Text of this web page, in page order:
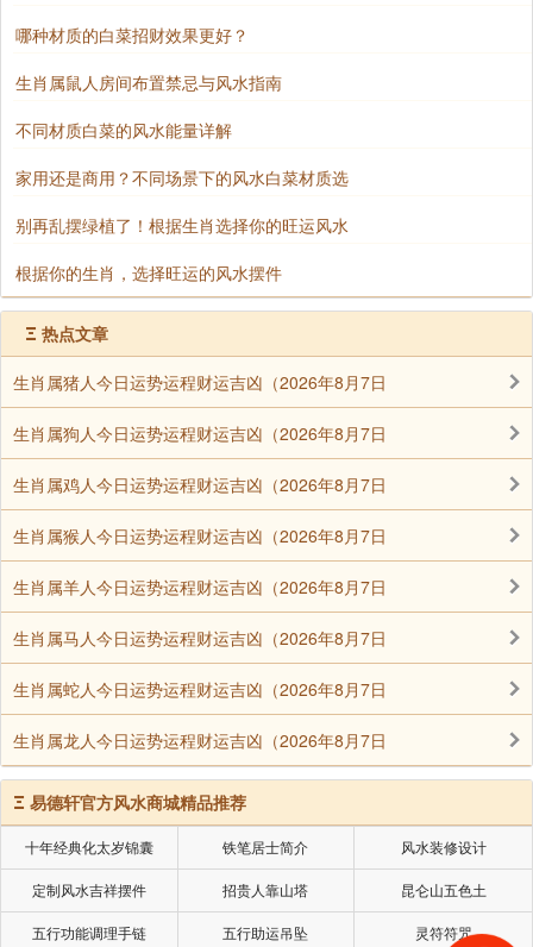
不如自己，那自己打牌的时候也容易获得胜利了。
虽然打牌是一个颇为讲究技巧的休闲游戏，但是
运气的重要作用毋庸赘言。利用风水学的基本知识，带
变自身的手气，从手气不顺变成常胜将军，何乐而不为
呢?
声明：部分内容来于网络，如有侵权，请联系我们删除！以上内容，并
哪种材质的白菜招财效果更好？
生肖属鼠人房间布置禁忌与风水指南
不同材质白菜的风水能量详解
家用还是商用？不同场景下的风水白菜材质选
别再乱摆绿植了！根据生肖选择你的旺运风水
根据你的生肖，选择旺运的风水摆件
Ξ 热点文章
生肖属猪人今日运势运程财运吉凶（2026年8月7日
生肖属狗人今日运势运程财运吉凶（2026年8月7日
生肖属鸡人今日运势运程财运吉凶（2026年8月7日
生肖属猴人今日运势运程财运吉凶（2026年8月7日
生肖属羊人今日运势运程财运吉凶（2026年8月7日
生肖属马人今日运势运程财运吉凶（2026年8月7日
生肖属蛇人今日运势运程财运吉凶（2026年8月7日
生肖属龙人今日运势运程财运吉凶（2026年8月7日
Ξ 易德轩官方风水商城精品推荐
十年经典化太岁锦囊 铁笔居士简介 风水装修设计
定制风水吉祥摆件 招贵人靠山塔 昆仑山五色土
五行功能调理手链 五行助运吊坠 灵符符咒